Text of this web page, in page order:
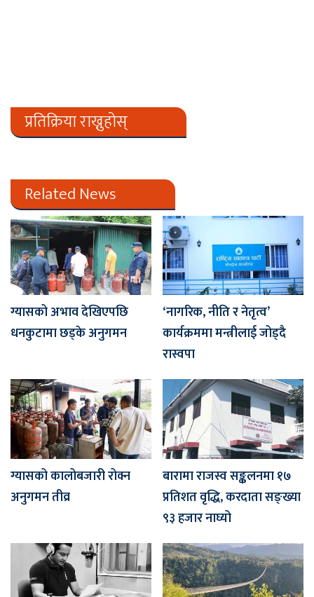
प्रतिक्रिया राख्नुहोस्
Related News
ग्यासको अभाव देखिएपछि
धनकुटामा छड्के अनुगमन
‘नागरिक, नीति र नेतृत्व’
कार्यक्रममा मन्त्रीलाई जोड्दै
रास्वपा
ग्यासको कालोबजारी रोक्न
अनुगमन तीव्र
बारामा राजस्व सङ्कलनमा १७
प्रतिशत वृद्धि, करदाता सङ्ख्या
९३ हजार नाघ्यो